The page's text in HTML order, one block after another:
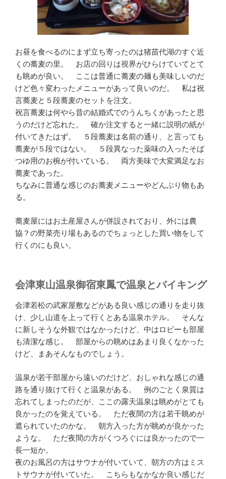
お昼を食べるのにまず立ち寄ったのは猪苗代湖のすぐ近
くの蕎麦の里。 お店の回りは視界がひらけていてとて
も眺めが良い。 ここは普通に蕎麦の麺も美味しいのだ
けど色々変わったメニューがあって良いのだ。 私は祝
言蕎麦と５段蕎麦のセットを注文。
祝言蕎麦は何やら昔の結婚式でのうんちくがあったと思
うのだけど忘れた。 確か注文すると一緒に説明の紙が
付いてきたはず。 ５段蕎麦は名前の通り、と言っても
蕎麦が５段ではない。 ５段異なった薬味の入ったそば
つゆ用のお椀が付いている。 両方美味で大変満足なお
蕎麦であった。
ちなみに普通な感じのお蕎麦メニューやどんぶり物もあ
る。
蕎麦屋にはお土産屋さんが併設されており、外には農
協？の野菜売り場もあるのでちょっとした買い物をして
行くのにも良い。
会津東山温泉御宿東鳳で温泉とバイキング
会津若松の武家屋敷などがある良い感じの通りを走り抜
け、少し山道を上って行くとある温泉ホテル。 そんな
に新しそうな外観ではなかったけど、中はロビーも部屋
も清潔な感じ。 部屋からの眺めはあまり良くなかった
けど、まあそんなものでしょう。
温泉が若干部屋から遠いのだけど、おしゃれな感じの通
路を通り抜けて行くと温泉がある。 例のごとく泉質は
忘れてしまったのだが、ここの露天温泉は眺めがとても
良かったのを覚えている。 ただ夜間の方は若干眺めが
遮られていたのかな。 朝方入った方が眺めが良かった
ような。 ただ夜間の方がくつろぐには良かったので一
長一短か。
夜のお風呂の方はサウナが付いていて、朝方の方はミス
トサウナが付いていた。 こちらもなかなか良い感じだ